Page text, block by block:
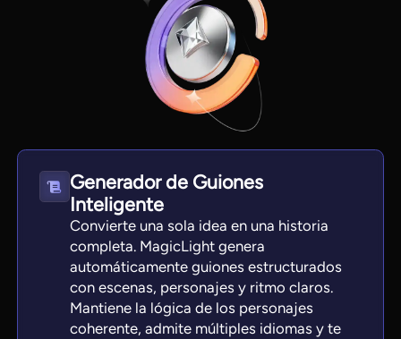
Generador de Guiones
Inteligente
Convierte una sola idea en una historia
completa. MagicLight genera
automáticamente guiones estructurados
con escenas, personajes y ritmo claros.
Mantiene la lógica de los personajes
coherente, admite múltiples idiomas y te